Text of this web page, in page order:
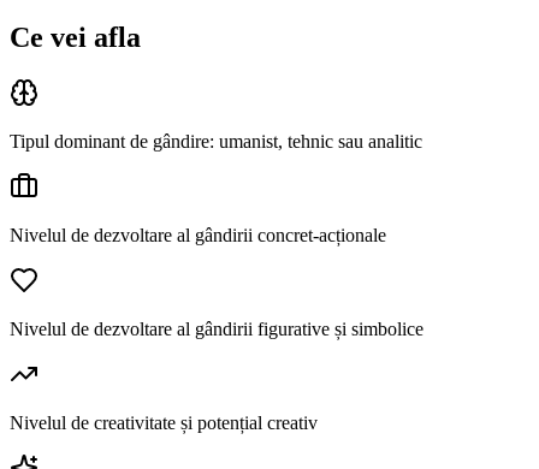
Ce vei afla
Tipul dominant de gândire: umanist, tehnic sau analitic
Nivelul de dezvoltare al gândirii concret-acționale
Nivelul de dezvoltare al gândirii figurative și simbolice
Nivelul de creativitate și potențial creativ